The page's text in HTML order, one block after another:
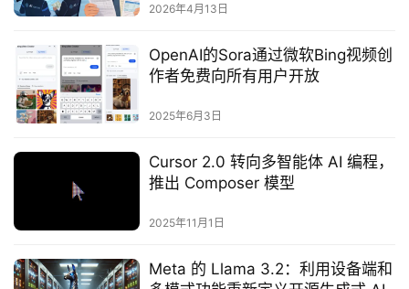
2026年4月13日
OpenAI的Sora通过微软Bing视频创
作者免费向所有用户开放‌
2025年6月3日
Cursor 2.0 转向多智能体 AI 编程，
推出 Composer 模型
2025年11月1日
Meta 的 Llama 3.2：利用设备端和